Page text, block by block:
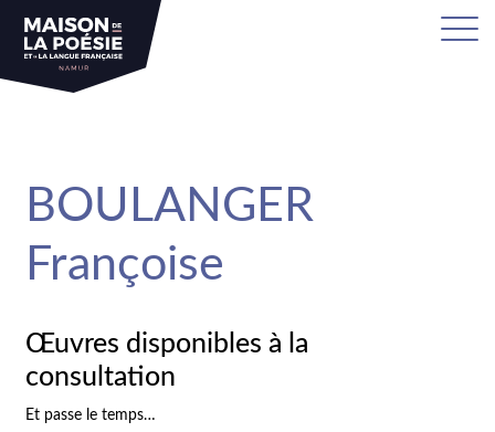
BOULANGER
Françoise
Œuvres disponibles à la
consultation
Et passe le temps…